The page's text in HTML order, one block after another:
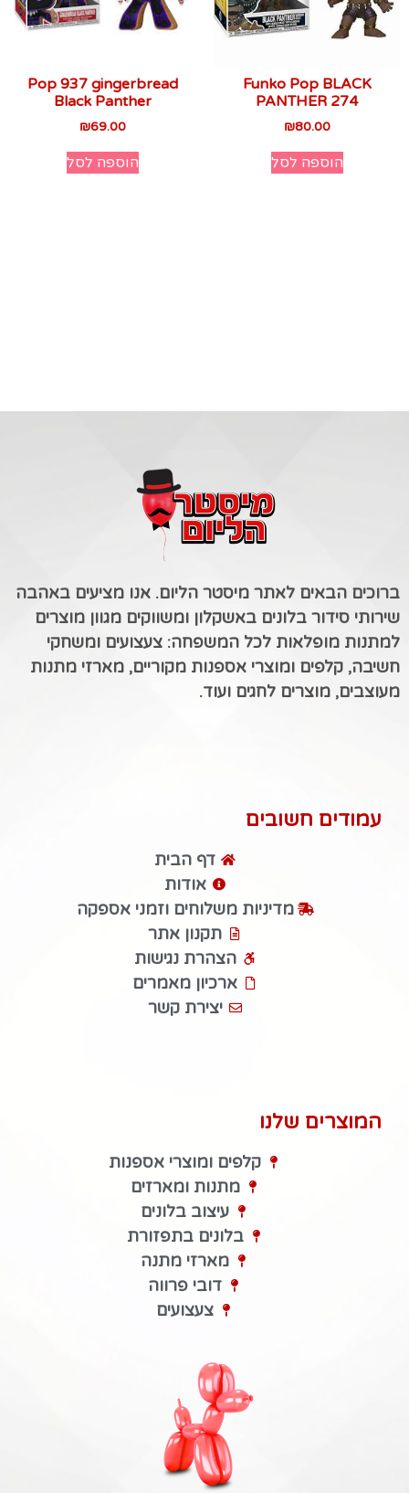
Funko Pop BLACK
PANTHER 274
₪80.00
הוספה לסל
Pop 937 gingerbread
Black Panther
₪69.00
הוספה לסל
ברוכים הבאים לאתר מיסטר הליום. אנו מציעים באהבה
שירותי סידור בלונים באשקלון ומשווקים מגוון מוצרים
למתנות מופלאות לכל המשפחה: צעצועים ומשחקי
חשיבה, קלפים ומוצרי אספנות מקוריים, מארזי מתנות
מעוצבים, מוצרים לחגים ועוד.
עמודים חשובים
דף הבית
אודות
מדיניות משלוחים וזמני אספקה
תקנון אתר
הצהרת נגישות
ארכיון מאמרים
יצירת קשר
המוצרים שלנו
קלפים ומוצרי אספנות
מתנות ומארזים
עיצוב בלונים
בלונים בתפזורת
מארזי מתנה
דובי פרווה
צעצועים